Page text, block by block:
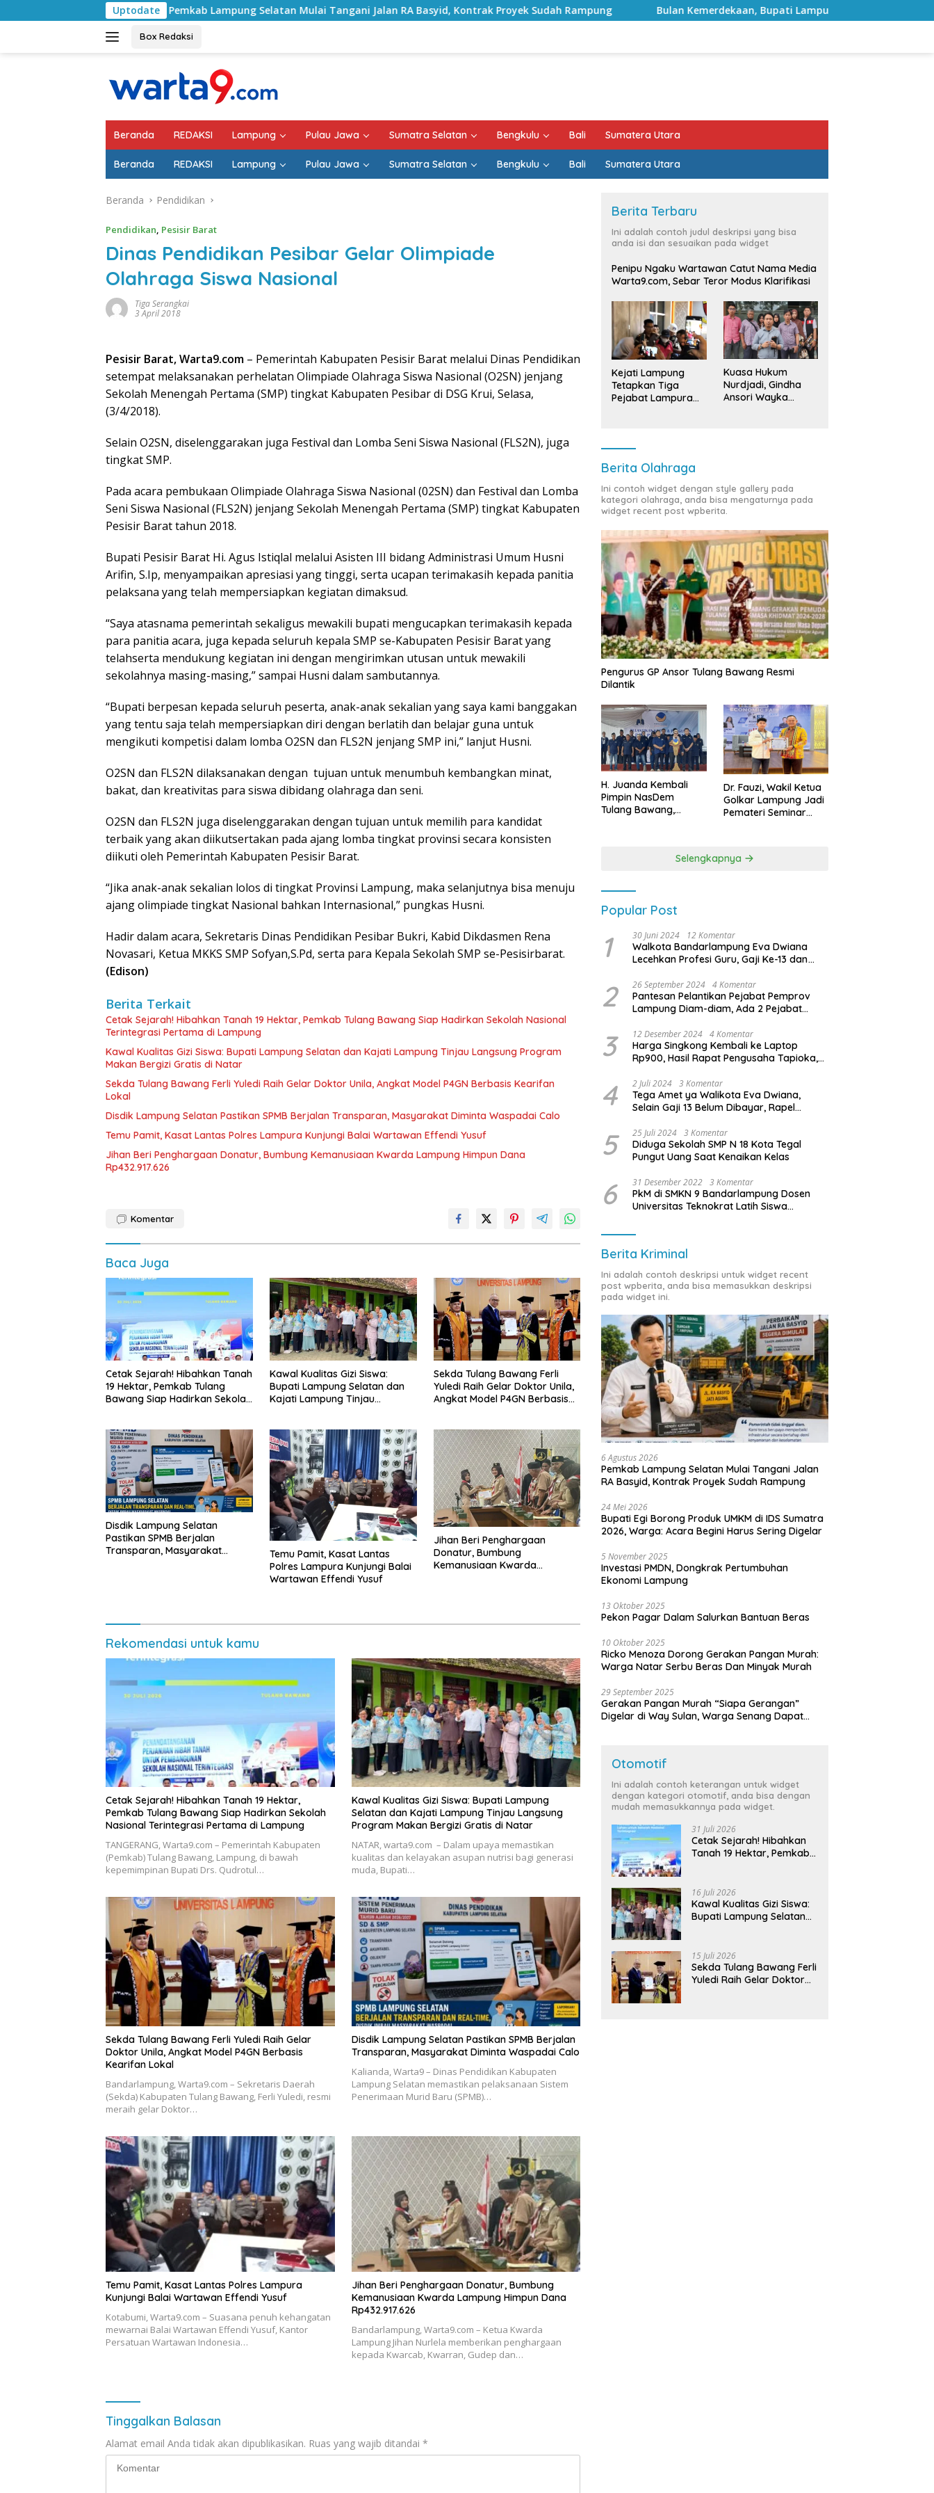
ke
Uptodate
Pemkab Lampung Selatan Mulai Tangani Jalan RA Basyid, Kontrak Proyek Sudah Rampung Bulan Kemerdekaan, Bupati Lampung Selatan Ajak ASN Perkuat Semangat
Box Redaksi
Beranda REDAKSI Lampung Pulau Jawa Sumatra Selatan Bengkulu Bali Sumatera Utara
Beranda REDAKSI Lampung Pulau Jawa Sumatra Selatan Bengkulu Bali Sumatera Utara
Beranda Pendidikan
Pendidikan, Pesisir Barat
Dinas Pendidikan Pesibar Gelar Olimpiade
Olahraga Siswa Nasional
Tiga Serangkai
3 April 2018
Pesisir Barat, Warta9.com – Pemerintah Kabupaten Pesisir Barat melalui Dinas Pendidikan
setempat melaksanakan perhelatan Olimpiade Olahraga Siswa Nasional (O2SN) jenjang
Sekolah Menengah Pertama (SMP) tingkat Kabupaten Pesibar di DSG Krui, Selasa,
(3/4/2018).
Selain O2SN, diselenggarakan juga Festival dan Lomba Seni Siswa Nasional (FLS2N), juga
tingkat SMP.
Pada acara pembukaan Olimpiade Olahraga Siswa Nasional (02SN) dan Festival dan Lomba
Seni Siswa Nasional (FLS2N) jenjang Sekolah Menengah Pertama (SMP) tingkat Kabupaten
Pesisir Barat tahun 2018.
Bupati Pesisir Barat Hi. Agus Istiqlal melalui Asisten III bidang Administrasi Umum Husni
Arifin, S.Ip, menyampaikan apresiasi yang tinggi, serta ucapan terimakasih kepada panitia
pelaksana yang telah mempersiapkan kegiatan dimaksud.
“Saya atasnama pemerintah sekaligus mewakili bupati mengucapkan terimakasih kepada
para panitia acara, juga kepada seluruh kepala SMP se-Kabupaten Pesisir Barat yang
telahserta mendukung kegiatan ini dengan mengirimkan utusan untuk mewakili
sekolahnya masing-masing,” sampai Husni dalam sambutannya.
“Bupati berpesan kepada seluruh peserta, anak-anak sekalian yang saya kami banggakan
yang tentu saja telah mempersiapkan diri dengan berlatih dan belajar guna untuk
mengikuti kompetisi dalam lomba O2SN dan FLS2N jenjang SMP ini,” lanjut Husni.
O2SN dan FLS2N dilaksanakan dengan tujuan untuk menumbuh kembangkan minat,
bakat, dan kreativitas para siswa dibidang olahraga dan seni.
O2SN dan FLS2N juga diselenggarakan dengan tujuan untuk memilih para kandidat
terbaik yang akan diikutsertakan pada ajang lomba tingkat provinsi secara konsisten
diikuti oleh Pemerintah Kabupaten Pesisir Barat.
“Jika anak-anak sekalian lolos di tingkat Provinsi Lampung, maka selanjutnya bisa menuju
ajang olimpiade tingkat Nasional bahkan Internasional,” pungkas Husni.
Hadir dalam acara, Sekretaris Dinas Pendidikan Pesibar Bukri, Kabid Dikdasmen Rena
Novasari, Ketua MKKS SMP Sofyan,S.Pd, serta para Kepala Sekolah SMP se-Pesisirbarat.
(Edison)
Berita Terkait
Cetak Sejarah! Hibahkan Tanah 19 Hektar, Pemkab Tulang Bawang Siap Hadirkan Sekolah Nasional
Terintegrasi Pertama di Lampung
Kawal Kualitas Gizi Siswa: Bupati Lampung Selatan dan Kajati Lampung Tinjau Langsung Program
Makan Bergizi Gratis di Natar
Sekda Tulang Bawang Ferli Yuledi Raih Gelar Doktor Unila, Angkat Model P4GN Berbasis Kearifan
Lokal
Disdik Lampung Selatan Pastikan SPMB Berjalan Transparan, Masyarakat Diminta Waspadai Calo
Temu Pamit, Kasat Lantas Polres Lampura Kunjungi Balai Wartawan Effendi Yusuf
Jihan Beri Penghargaan Donatur, Bumbung Kemanusiaan Kwarda Lampung Himpun Dana
Rp432.917.626
Komentar
Baca Juga
Cetak Sejarah! Hibahkan Tanah
19 Hektar, Pemkab Tulang
Bawang Siap Hadirkan Sekolah
Kawal Kualitas Gizi Siswa:
Bupati Lampung Selatan dan
Kajati Lampung Tinjau
Sekda Tulang Bawang Ferli
Yuledi Raih Gelar Doktor Unila,
Angkat Model P4GN Berbasis
Disdik Lampung Selatan
Pastikan SPMB Berjalan
Transparan, Masyarakat
Temu Pamit, Kasat Lantas
Polres Lampura Kunjungi Balai
Wartawan Effendi Yusuf
Jihan Beri Penghargaan
Donatur, Bumbung
Kemanusiaan Kwarda
Rekomendasi untuk kamu
Cetak Sejarah! Hibahkan Tanah 19 Hektar,
Pemkab Tulang Bawang Siap Hadirkan Sekolah
Nasional Terintegrasi Pertama di Lampung
​TANGERANG, Warta9.com – Pemerintah Kabupaten
(Pemkab) Tulang Bawang, Lampung, di bawah
kepemimpinan Bupati Drs. Qudrotul…
Kawal Kualitas Gizi Siswa: Bupati Lampung
Selatan dan Kajati Lampung Tinjau Langsung
Program Makan Bergizi Gratis di Natar
NATAR, warta9.com – Dalam upaya memastikan
kualitas dan kelayakan asupan nutrisi bagi generasi
muda, Bupati…
Sekda Tulang Bawang Ferli Yuledi Raih Gelar
Doktor Unila, Angkat Model P4GN Berbasis
Kearifan Lokal
Bandarlampung, Warta9.com – Sekretaris Daerah
(Sekda) Kabupaten Tulang Bawang, Ferli Yuledi, resmi
meraih gelar Doktor…
Disdik Lampung Selatan Pastikan SPMB Berjalan
Transparan, Masyarakat Diminta Waspadai Calo
Kalianda, Warta9 – Dinas Pendidikan Kabupaten
Lampung Selatan memastikan pelaksanaan Sistem
Penerimaan Murid Baru (SPMB)…
Temu Pamit, Kasat Lantas Polres Lampura
Kunjungi Balai Wartawan Effendi Yusuf
Kotabumi, Warta9.com – Suasana penuh kehangatan
mewarnai Balai Wartawan Effendi Yusuf, Kantor
Persatuan Wartawan Indonesia…
Jihan Beri Penghargaan Donatur, Bumbung
Kemanusiaan Kwarda Lampung Himpun Dana
Rp432.917.626
Bandarlampung, Warta9.com – Ketua Kwarda
Lampung Jihan Nurlela memberikan penghargaan
kepada Kwarcab, Kwarran, Gudep dan…
Tinggalkan Balasan
Alamat email Anda tidak akan dipublikasikan. Ruas yang wajib ditandai *
Berita Terbaru
Ini adalah contoh judul deskripsi yang bisa
anda isi dan sesuaikan pada widget
Penipu Ngaku Wartawan Catut Nama Media
Warta9.com, Sebar Teror Modus Klarifikasi
Kejati Lampung
Tetapkan Tiga
Pejabat Lampura
Kuasa Hukum
Nurdjadi, Gindha
Ansori Wayka
Berita Olahraga
Ini contoh widget dengan style gallery pada
kategori olahraga, anda bisa mengaturnya pada
widget recent post wpberita.
Pengurus GP Ansor Tulang Bawang Resmi
Dilantik
H. Juanda Kembali
Pimpin NasDem
Tulang Bawang,
Dr. Fauzi, Wakil Ketua
Golkar Lampung Jadi
Pemateri Seminar
Kebangsaan
Selengkapnya
Popular Post
1 30 Juni 2024 12 Komentar
Walkota Bandarlampung Eva Dwiana
Lecehkan Profesi Guru, Gaji Ke-13 dan
2 26 September 2024 4 Komentar
Pantesan Pelantikan Pejabat Pemprov
Lampung Diam-diam, Ada 2 Pejabat
3 12 Desember 2024 4 Komentar
Harga Singkong Kembali ke Laptop
Rp900, Hasil Rapat Pengusaha Tapioka,
Lampung
4 2 Juli 2024 3 Komentar
Tega Amet ya Walikota Eva Dwiana,
Selain Gaji 13 Belum Dibayar, Rapel
Dibayar
5 25 Juli 2024 3 Komentar
Diduga Sekolah SMP N 18 Kota Tegal
Pungut Uang Saat Kenaikan Kelas
6 31 Desember 2022 3 Komentar
PkM di SMKN 9 Bandarlampung Dosen
Universitas Teknokrat Latih Siswa
Berita Kriminal
Ini adalah contoh deskripsi untuk widget recent
post wpberita, anda bisa memasukkan deskripsi
pada widget ini.
6 Agustus 2026
Pemkab Lampung Selatan Mulai Tangani Jalan
RA Basyid, Kontrak Proyek Sudah Rampung
24 Mei 2026
Bupati Egi Borong Produk UMKM di IDS Sumatra
2026, Warga: Acara Begini Harus Sering Digelar
5 November 2025
Investasi PMDN, Dongkrak Pertumbuhan
Ekonomi Lampung
13 Oktober 2025
Pekon Pagar Dalam Salurkan Bantuan Beras
10 Oktober 2025
Ricko Menoza Dorong Gerakan Pangan Murah:
Warga Natar Serbu Beras Dan Minyak Murah
29 September 2025
Gerakan Pangan Murah “Siapa Gerangan”
Digelar di Way Sulan, Warga Senang Dapat
Otomotif
Ini adalah contoh keterangan untuk widget
dengan kategori otomotif, anda bisa dengan
mudah memasukkannya pada widget.
31 Juli 2026
Cetak Sejarah! Hibahkan
Tanah 19 Hektar, Pemkab
Terintegrasi Pertama di
Lampung
16 Juli 2026
Kawal Kualitas Gizi Siswa:
Bupati Lampung Selatan
Bergizi Gratis di Natar
15 Juli 2026
Sekda Tulang Bawang Ferli
Yuledi Raih Gelar Doktor